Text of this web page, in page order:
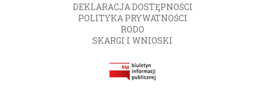
DEKLARACJA DOSTĘPNOŚCI
POLITYKA PRYWATNOŚCI
RODO
SKARGI I WNIOSKI